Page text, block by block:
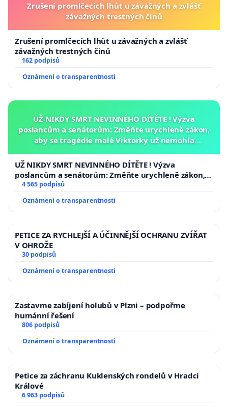
Zrušení promlčecích lhůt u závažných a zvlášť
závažných trestných činů
Zrušení promlčecích lhůt u závažných a zvlášť
závažných trestných činů
162 podpisů
Oznámení o transparentnosti
UŽ NIKDY SMRT NEVINNÉHO DÍTĚTE ! Výzva
poslancům a senátorům: Změňte urychleně zákon,
aby se tragédie malé Viktorky už nemohla
UŽ NIKDY SMRT NEVINNÉHO DÍTĚTE ! Výzva
poslancům a senátorům: Změňte urychleně zákon,
aby se tragédie malé Viktorky už nemohla opakovat!
4 565 podpisů
Oznámení o transparentnosti
PETICE ZA RYCHLEJŠÍ A ÚČINNĚJŠÍ OCHRANU ZVÍŘAT
V OHROŽE
30 podpisů
Oznámení o transparentnosti
Zastavme zabíjení holubů v Plzni – podpořme
humánní řešení
806 podpisů
Oznámení o transparentnosti
Petice za záchranu Kuklenských rondelů v Hradci
Králové
6 963 podpisů